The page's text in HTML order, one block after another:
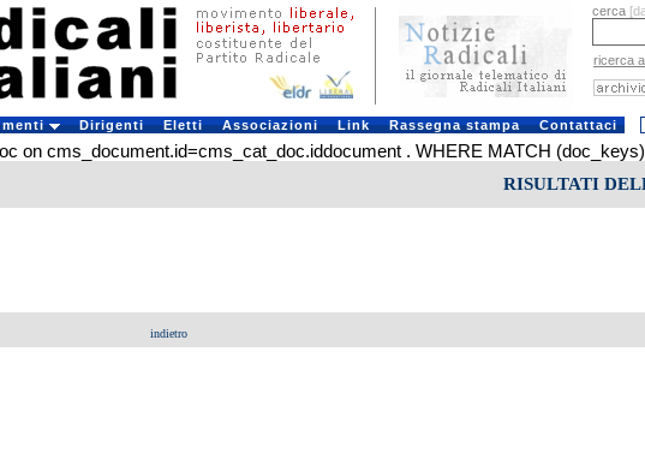
cerca
ricerca
Dirigenti Eletti Associazioni Link Rassegna stampa Contattaci
on cms_document.id=cms_cat_doc.iddocument . WHERE MATCH
RISULTATI
indietro